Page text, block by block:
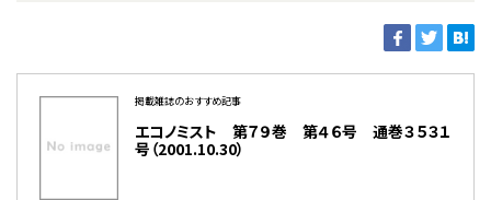
掲載雑誌のおすすめ記事
エコノミスト 第７９巻 第４６号 通巻３５３１
号（2001.10.30）